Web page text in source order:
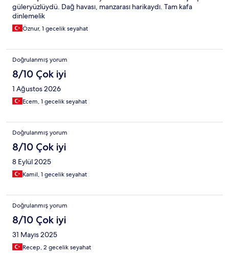
güleryüzlüydü. Dağ havası, manzarası harikaydı. Tam kafa
dinlemelik
Öznur, 1 gecelik seyahat
Doğrulanmış yorum
8/10 Çok iyi
1 Ağustos 2026
Ecem, 1 gecelik seyahat
Doğrulanmış yorum
8/10 Çok iyi
8 Eylül 2025
Kamil, 1 gecelik seyahat
Doğrulanmış yorum
8/10 Çok iyi
31 Mayıs 2025
Recep, 2 gecelik seyahat